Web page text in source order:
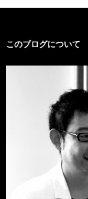
このブログについて